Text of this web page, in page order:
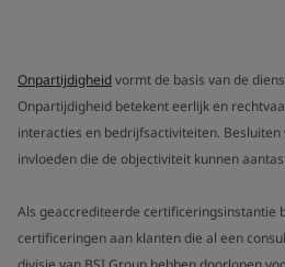
Onpartijdigheidvormt de basis van de
Onpartijdigheid betekent eerlijk en
interacties en bedrijfsactiviteiten.
invloeden die de objectiviteit kunnen
Als geaccrediteerde certificeringsinstantie
certificeringen aan klanten die al een